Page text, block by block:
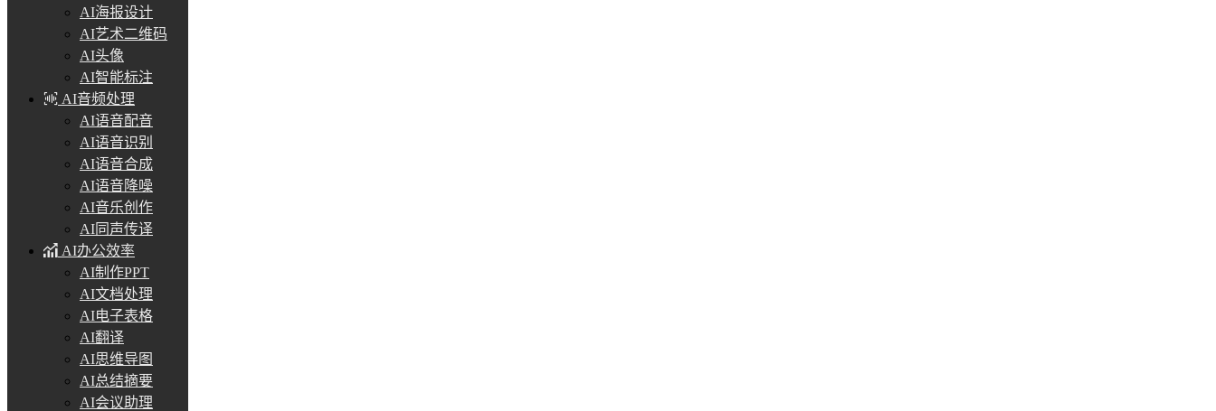
AI海报设计
AI艺术二维码
AI头像
AI智能标注
AI音频处理
AI语音配音
AI语音识别
AI语音合成
AI语音降噪
AI音乐创作
AI同声传译
AI办公效率
AI制作PPT
AI文档处理
AI电子表格
AI翻译
AI思维导图
AI总结摘要
AI会议助理